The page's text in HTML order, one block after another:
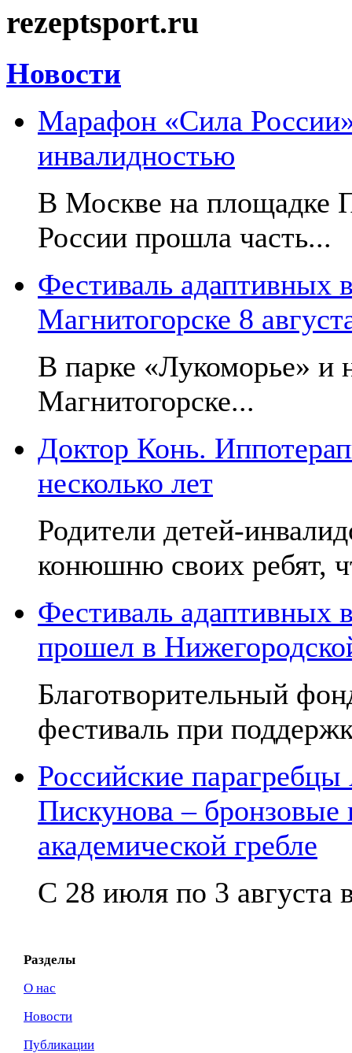
rezeptsport.ru
Новости
Марафон «Сила
инвалидностью
В Москве на площадке
России прошла часть...
Фестиваль адаптивных
Магнитогорске 8
В парке «Лукоморье» и
Магнитогорске...
Доктор Конь.
несколько лет
Родители детей-
конюшню своих ребят,
Фестиваль адаптивных
прошел в
Благотворительный
фестиваль при
Российские
Пискунова –
академической гребле
С 28 июля по 3 августа
Разделы
О нас
Новости
Публикации